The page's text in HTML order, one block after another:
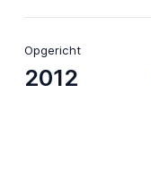
Opgericht
2012